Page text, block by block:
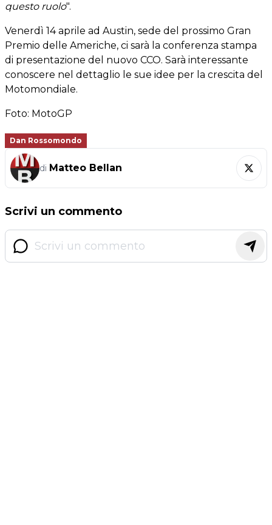
questo ruolo".
Venerdì 14 aprile ad Austin, sede del prossimo Gran
Premio delle Americhe, ci sarà la conferenza stampa
di presentazione del nuovo CCO. Sarà interessante
conoscere nel dettaglio le sue idee per la crescita del
Motomondiale.
Foto: MotoGP
Dan Rossomondo
di Matteo Bellan
Scrivi un commento